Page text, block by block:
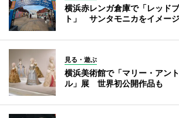
横浜赤レンガ倉庫で「レッド
ト」 サンタモニカをイメー
見る・遊ぶ
横浜美術館で「マリー・アン
ル」展 世界初公開作品も